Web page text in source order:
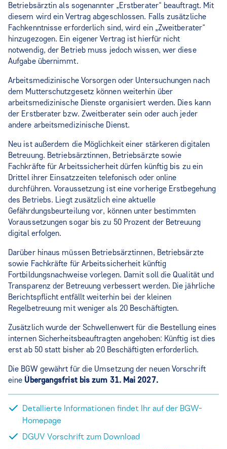
Betriebsärztin als sogenannter „Erstberater“ beauftragt. Mit
diesem wird ein Vertrag abgeschlossen. Falls zusätzliche
Fachkenntnisse erforderlich sind, wird ein „Zweitberater“
hinzugezogen. Ein eigener Vertrag ist hierfür nicht
notwendig, der Betrieb muss jedoch wissen, wer diese
Aufgabe übernimmt.
Arbeitsmedizinische Vorsorgen oder Untersuchungen nach
dem Mutterschutzgesetz können weiterhin über
arbeitsmedizinische Dienste organisiert werden. Dies kann
der Erstberater bzw. Zweitberater sein oder auch jeder
andere arbeitsmedizinische Dienst.
Neu ist außerdem die Möglichkeit einer stärkeren digitalen
Betreuung. Betriebsärztinnen, Betriebsärzte sowie
Fachkräfte für Arbeitssicherheit dürfen künftig bis zu ein
Drittel ihrer Einsatzzeiten telefonisch oder online
durchführen. Voraussetzung ist eine vorherige Erstbegehung
des Betriebs. Liegt zusätzlich eine aktuelle
Gefährdungsbeurteilung vor, können unter bestimmten
Voraussetzungen sogar bis zu 50 Prozent der Betreuung
digital erfolgen.
Darüber hinaus müssen Betriebsärztinnen, Betriebsärzte
sowie Fachkräfte für Arbeitssicherheit künftig
Fortbildungsnachweise vorlegen. Damit soll die Qualität und
Transparenz der Betreuung verbessert werden. Die jährliche
Berichtspflicht entfällt weiterhin bei der kleinen
Regelbetreuung mit weniger als 20 Beschäftigten.
Zusätzlich wurde der Schwellenwert für die Bestellung eines
internen Sicherheitsbeauftragten angehoben: Künftig ist dies
erst ab 50 statt bisher ab 20 Beschäftigten erforderlich.
Die BGW gewährt für die Umsetzung der neuen Vorschrift
eine Übergangsfrist bis zum 31. Mai 2027.
Detallierte Informationen findet Ihr auf der BGW-
Homepage
DGUV Vorschrift zum Download